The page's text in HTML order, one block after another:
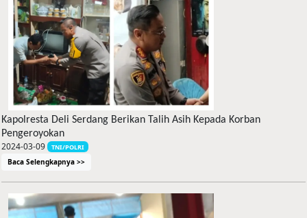
Kapolresta Deli Serdang Berikan Talih Asih Kepada Korban
Pengeroyokan
2024-03-09 TNI/POLRI
Baca Selengkapnya >>